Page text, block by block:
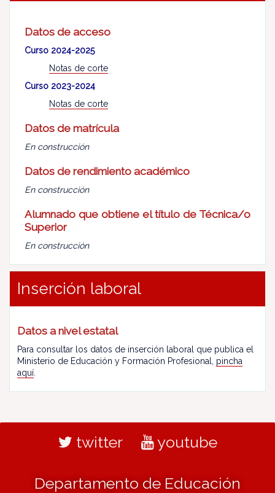
Datos de acceso
Curso 2024-2025
Notas de corte
Curso 2023-2024
Notas de corte
Datos de matrícula
En construcción
Datos de rendimiento académico
En construcción
Alumnado que obtiene el título de Técnica/o
Superior
En construcción
Inserción laboral
Datos a nivel estatal
Para consultar los datos de inserción laboral que publica el
Ministerio de Educación y Formación Profesional, pincha
aquí.
twitter youtube
Departamento de Educación